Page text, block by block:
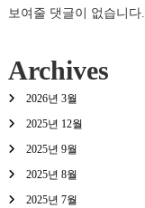
보여줄 댓글이 없습니다.
Archives
2026년 3월
2025년 12월
2025년 9월
2025년 8월
2025년 7월